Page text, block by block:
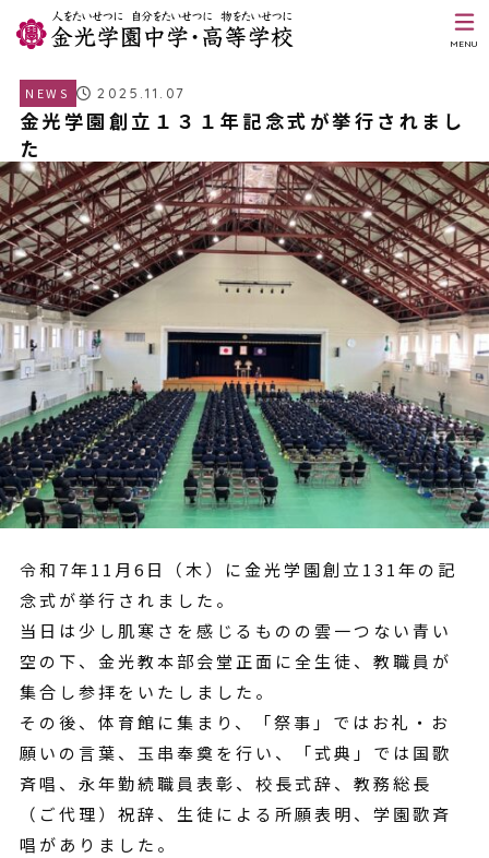
MENU
NEWS 2025.11.07
金光学園創立１３１年記念式が挙行されまし
た
令和7年11月6日（木）に金光学園創立131年の記
念式が挙行されました。
当日は少し肌寒さを感じるものの雲一つない青い
空の下、金光教本部会堂正面に全生徒、教職員が
集合し参拝をいたしました。
その後、体育館に集まり、「祭事」ではお礼・お
願いの言葉、玉串奉奠を行い、「式典」では国歌
斉唱、永年勤続職員表彰、校長式辞、教務総長
（ご代理）祝辞、生徒による所願表明、学園歌斉
唱がありました。